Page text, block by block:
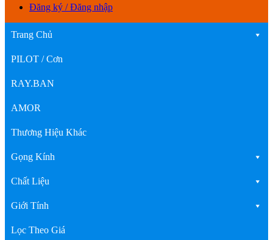
Đăng ký / Đăng nhập
Trang Chủ
PILOT / Cơn
RAY.BAN
AMOR
Thương Hiệu Khác
Gọng Kính
Chất Liệu
Giới Tính
Lọc Theo Giá